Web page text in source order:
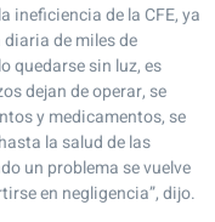
ineficiencia de la CFE, ya
de miles de
quedarse sin luz, es
dejan de operar, se
y medicamentos, se
la salud de las
un problema se vuelve
en negligencia”, dijo.